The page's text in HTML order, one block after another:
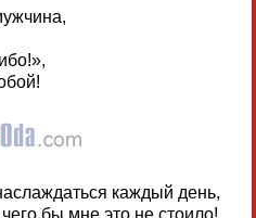
каждый день,
бы мне это не стоило!